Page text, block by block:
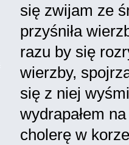
się zwijam ze
przyśniła
razu by się
wierzby,
się z niej
wydrapałem
cholerę w